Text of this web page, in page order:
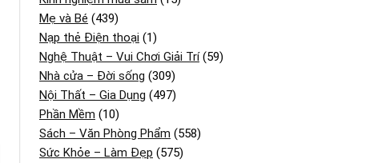
Mẹ và Bé (439)
Nạp thẻ Điện thoại (1)
Nghệ Thuật – Vui Chơi Giải Trí(59)
Nhà cửa – Đời sống (309)
Nội Thất – Gia Dụng (497)
Phần Mềm (10)
Sách – Văn Phòng Phẩm (558)
Sức Khỏe – Làm Đẹp (575)